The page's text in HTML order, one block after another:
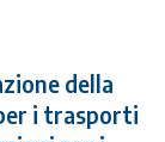
della
i trasporti